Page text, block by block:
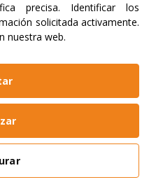
Bikuma
precisa. Identificar los
solicitada activamente.
nuestra web.